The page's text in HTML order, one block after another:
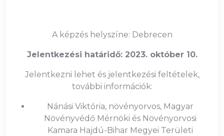
A képzés helyszíne: Debrecen
Jelentkezési határidő: 2023. október 10.
Jelentkezni lehet és jelentkezési feltételek,
további információk:
Nánási Viktória, növényorvos, Magyar
Növényvédő Mérnöki és Növényorvosi
Kamara Hajdú-Bihar Megyei Területi